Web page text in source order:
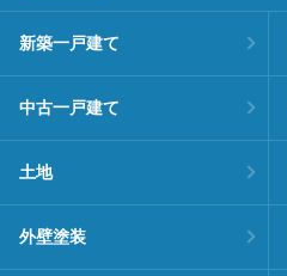
新築一戸建て
中古一戸建て
土地
外壁塗装